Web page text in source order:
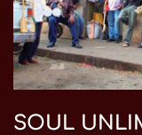
SOUL